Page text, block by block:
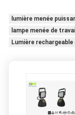
lumière menée
lampe menée de
Lumière rechargeable